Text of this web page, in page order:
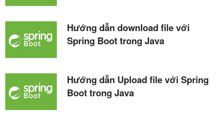
Hướng dẫn download file với
Spring Boot trong Java
Hướng dẫn Upload file với Spring
Boot trong Java